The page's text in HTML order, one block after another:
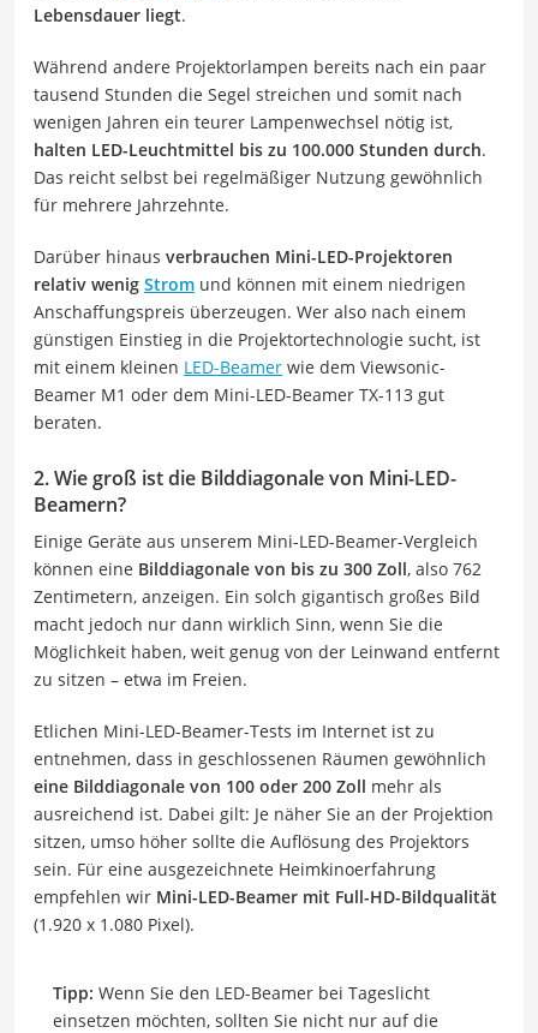
Lebensdauer liegt.
Während andere Projektorlampen bereits nach ein paar
tausend Stunden die Segel streichen und somit nach
wenigen Jahren ein teurer Lampenwechsel nötig ist,
halten LED-Leuchtmittel bis zu 100.000 Stunden durch.
Das reicht selbst bei regelmäßiger Nutzung gewöhnlich
für mehrere Jahrzehnte.
Darüber hinaus verbrauchen Mini-LED-Projektoren
relativ wenig Strom und können mit einem niedrigen
Anschaffungspreis überzeugen. Wer also nach einem
günstigen Einstieg in die Projektortechnologie sucht, ist
mit einem kleinen LED-Beamer wie dem Viewsonic-
Beamer M1 oder dem Mini-LED-Beamer TX-113 gut
beraten.
2. Wie groß ist die Bilddiagonale von Mini-LED-
Beamern?
Einige Geräte aus unserem Mini-LED-Beamer-Vergleich
können eine Bilddiagonale von bis zu 300 Zoll, also 762
Zentimetern, anzeigen. Ein solch gigantisch großes Bild
macht jedoch nur dann wirklich Sinn, wenn Sie die
Möglichkeit haben, weit genug von der Leinwand entfernt
zu sitzen – etwa im Freien.
Etlichen Mini-LED-Beamer-Tests im Internet ist zu
entnehmen, dass in geschlossenen Räumen gewöhnlich
eine Bilddiagonale von 100 oder 200 Zoll mehr als
ausreichend ist. Dabei gilt: Je näher Sie an der Projektion
sitzen, umso höher sollte die Auflösung des Projektors
sein. Für eine ausgezeichnete Heimkinoerfahrung
empfehlen wir Mini-LED-Beamer mit Full-HD-Bildqualität
(1.920 x 1.080 Pixel).
Tipp: Wenn Sie den LED-Beamer bei Tageslicht
einsetzen möchten, sollten Sie nicht nur auf die